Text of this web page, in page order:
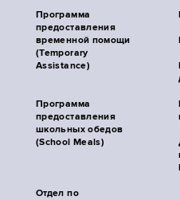
Программа
предоставления
временной помощи
(Temporary
Assistance)
Программа
предоставления
школьных обедов
(School Meals)
Отдел по